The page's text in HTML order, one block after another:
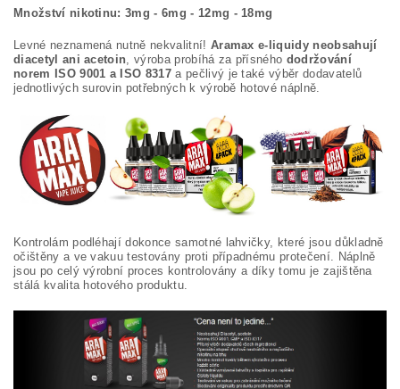
Množství nikotinu: 3mg - 6mg - 12mg - 18mg
Levné neznamená nutně nekvalitní! Aramax e-liquidy neobsahují
diacetyl ani acetoin, výroba probíhá za přísného dodržování
norem ISO 9001 a ISO 8317 a pečlivý je také výběr dodavatelů
jednotlivých surovin potřebných k výrobě hotové náplně.
Kontrolám podléhají dokonce samotné lahvičky, které jsou důkladně
očištěny a ve vakuu testovány proti případnému protečení. Náplně
jsou po celý výrobní proces kontrolovány a díky tomu je zajištěna
stálá kvalita hotového produktu.